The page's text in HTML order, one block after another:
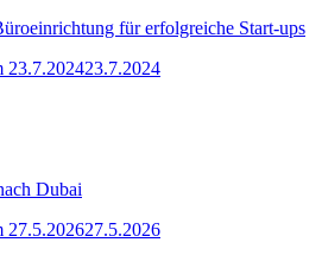
für erfolgreiche Start-ups
23.7.2024
Dubai
27.5.2026